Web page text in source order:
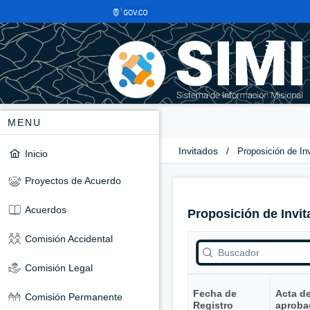
MENU
Inicio
Proyectos de Acuerdo
Acuerdos
Comisión Accidental
Comisión Legal
Comisión Permanente
Invitados / Proposición de
Proposición de
Fecha de
Registro
Acta